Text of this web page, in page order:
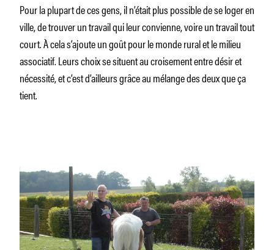
Pour la plupart de ces gens, il n’était plus possible de se loger en
ville, de trouver un travail qui leur convienne, voire un travail tout
court. À cela s’ajoute un goût pour le monde rural et le milieu
associatif. Leurs choix se situent au croisement entre désir et
nécessité, et c’est d’ailleurs grâce au mélange des deux que ça
tient.